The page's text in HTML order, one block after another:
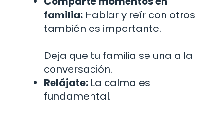
familia: Hablar y reír con otros
también es importante.
Deja que tu familia se una a la
conversación.
Relájate: La calma es
fundamental.